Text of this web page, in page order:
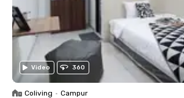
Video 360
Coliving • Campur